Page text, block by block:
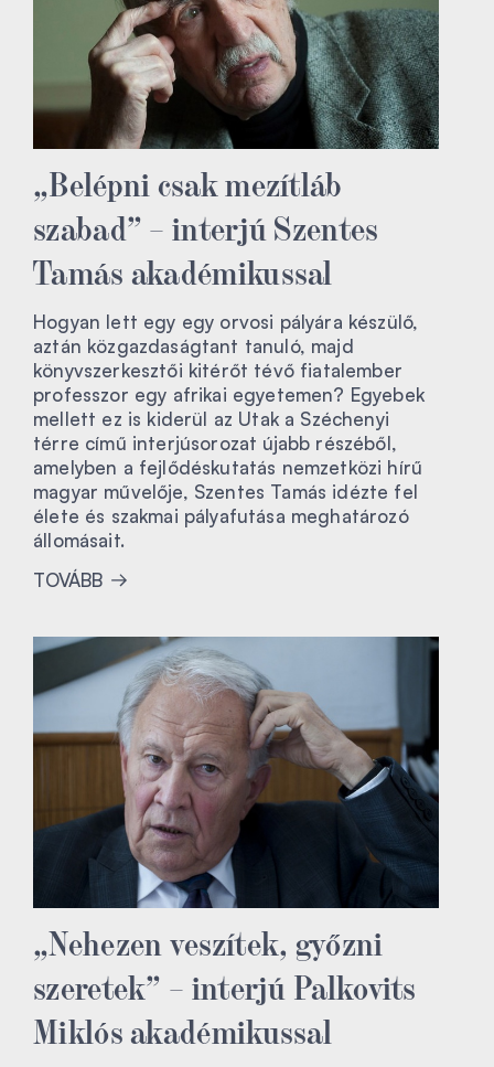
„Belépni csak mezítláb
szabad” – interjú Szentes
Tamás akadémikussal
Hogyan lett egy egy orvosi pályára készülő,
aztán közgazdaságtant tanuló, majd
könyvszerkesztői kitérőt tévő fiatalember
professzor egy afrikai egyetemen? Egyebek
mellett ez is kiderül az Utak a Széchenyi
térre című interjúsorozat újabb részéből,
amelyben a fejlődéskutatás nemzetközi hírű
magyar művelője, Szentes Tamás idézte fel
élete és szakmai pályafutása meghatározó
állomásait.
TOVÁBB
„Nehezen veszítek, győzni
szeretek” – interjú Palkovits
Miklós akadémikussal